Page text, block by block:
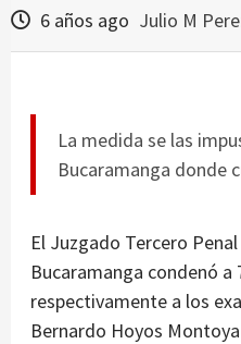
6 años ago Julio M
La medida se las
Bucaramanga donde
El Juzgado Tercero
Bucaramanga condenó a
respectivamente a los
Bernardo Hoyos